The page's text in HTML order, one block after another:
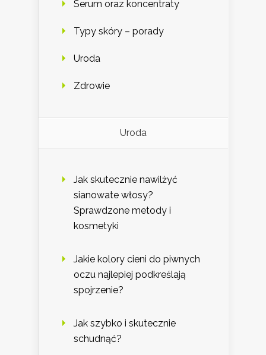
Serum oraz koncentraty
Typy skóry – porady
Uroda
Zdrowie
Uroda
Jak skutecznie nawilżyć
sianowate włosy?
Sprawdzone metody i
kosmetyki
Jakie kolory cieni do piwnych
oczu najlepiej podkreślają
spojrzenie?
Jak szybko i skutecznie
schudnąć?